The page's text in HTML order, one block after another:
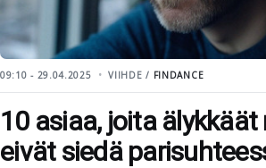
09:10 - 29.04.2025 VIIHDE / FINDANCE
10 asiaa, joita älykkäät
eivät siedä